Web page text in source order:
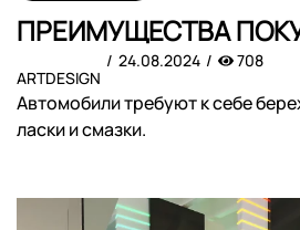
ПРЕИМУЩЕСТВА
ARTDESIGN
24.08.2024 708
Автомобили требуют к себе
ласки и смазки.